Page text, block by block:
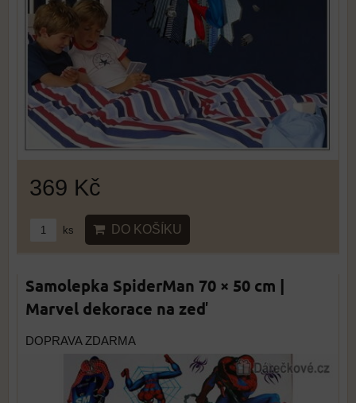
369 Kč
ks DO KOŠÍKU
Samolepka SpiderMan 70 × 50 cm |
Marvel dekorace na zeď
DOPRAVA ZDARMA